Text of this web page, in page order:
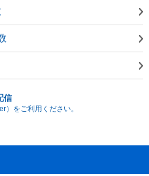
信
）をご利用ください。